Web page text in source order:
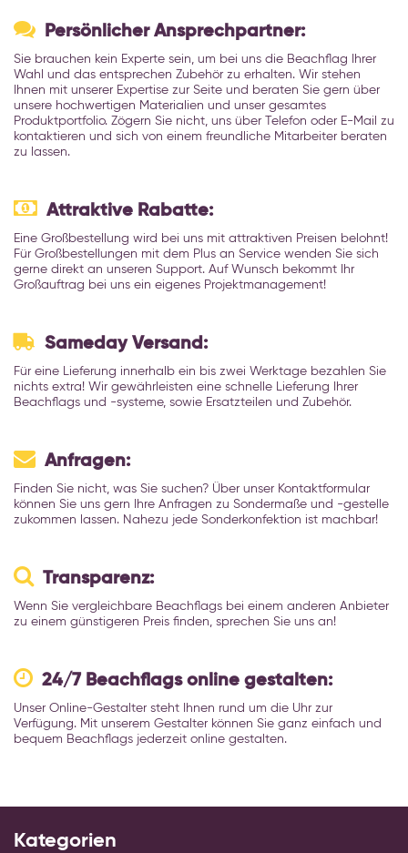
Persönlicher Ansprechpartner:
Sie brauchen kein Experte sein, um bei uns die Beachflag Ihrer
Wahl und das entsprechen Zubehör zu erhalten. Wir stehen
Ihnen mit unserer Expertise zur Seite und beraten Sie gern über
unsere hochwertigen Materialien und unser gesamtes
Produktportfolio. Zögern Sie nicht, uns über Telefon oder E-Mail zu
kontaktieren und sich von einem freundliche Mitarbeiter beraten
zu lassen.
Attraktive Rabatte:
Eine Großbestellung wird bei uns mit attraktiven Preisen belohnt!
Für Großbestellungen mit dem Plus an Service wenden Sie sich
gerne direkt an unseren Support. Auf Wunsch bekommt Ihr
Großauftrag bei uns ein eigenes Projektmanagement!
Sameday Versand:
Für eine Lieferung innerhalb ein bis zwei Werktage bezahlen Sie
nichts extra! Wir gewährleisten eine schnelle Lieferung Ihrer
Beachflags und -systeme, sowie Ersatzteilen und Zubehör.
Anfragen:
Finden Sie nicht, was Sie suchen? Über unser Kontaktformular
können Sie uns gern Ihre Anfragen zu Sondermaße und -gestelle
zukommen lassen. Nahezu jede Sonderkonfektion ist machbar!
Transparenz:
Wenn Sie vergleichbare Beachflags bei einem anderen Anbieter
zu einem günstigeren Preis finden, sprechen Sie uns an!
24/7 Beachflags online gestalten:
Unser Online-Gestalter steht Ihnen rund um die Uhr zur
Verfügung. Mit unserem Gestalter können Sie ganz einfach und
bequem Beachflags jederzeit online gestalten.
Kategorien